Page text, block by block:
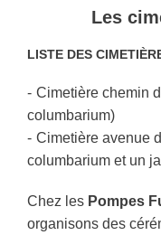
Les
LISTE DES
Cimetière chemin
columbarium)
Cimetière avenue
columbarium et un
Chez les Pompes
organisons des